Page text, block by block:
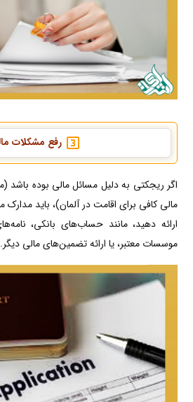
رفع مشکلات
اگر ریجکتی به دلیل مسائل مالی بوده باشد
مالی کافی برای اقامت در آلمان)، باید
ارائه دهید، مانند حساب‌های بانکی،
موسسات معتبر، یا ارائه تضمین‌های مالی دیگر.